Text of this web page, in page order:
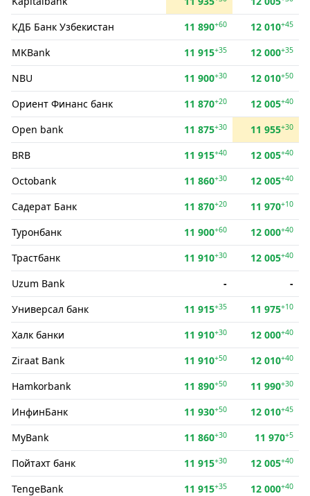
КДБ Банк Узбекистан 11 890+60 12 010+45
MKBank 11 915+35 12 000+35
NBU 11 900+30 12 010+50
Ориент Финанс банк 11 870+20 12 005+40
Open bank 11 875+30 11 955+30
BRB 11 915+40 12 005+40
Octobank 11 860+30 12 005+40
Садерат Банк 11 870+20 11 970+10
Туронбанк 11 900+60 12 000+40
Трастбанк 11 910+30 12 005+40
Uzum Bank -
-
Универсал банк
11 915+35 11 975+10
Халк банки 11 910+30 12 000+40
Ziraat Bank 11 910+50 12 010+40
Hamkorbank 11 890+50 11 990+30
ИнфинБанк 11 930+50 12 010+45
MyBank 11 860+30 11 970+5
Пойтахт банк 11 915+30 12 005+40
TengeBank 11 915+35 12 000+40